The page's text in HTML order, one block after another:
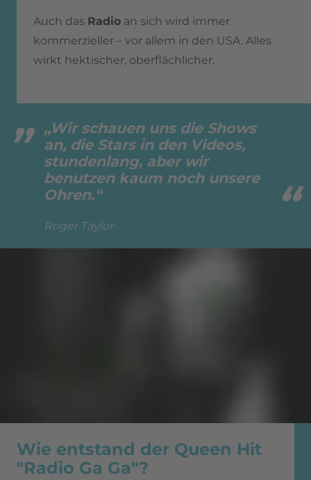
Auch das Radio an sich wird immer
kommerzieller – vor allem in den USA. Alles
wirkt hektischer, oberflächlicher.
„Wir schauen uns die Shows
an, die Stars in den Videos,
stundenlang, aber wir
benutzen kaum noch unsere
Ohren.“
Roger Taylor
Wie entstand der Queen Hit
"Radio Ga Ga"?